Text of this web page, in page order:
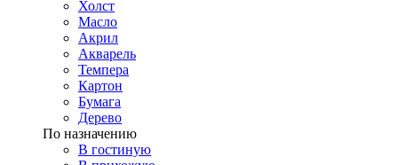
Холст
Масло
Акрил
Акварель
Темпера
Картон
Бумага
Дерево
По назначению
В гостиную